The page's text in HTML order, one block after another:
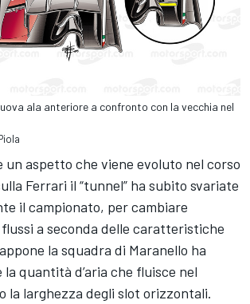
ala anteriore a confronto con la vecchia nel
un aspetto che viene evoluto nel corso
Ferrari il “tunnel” ha subito svariate
il campionato, per cambiare
flussi a seconda delle caratteristiche
la squadra di Maranello ha
quantità d’aria che fluisce nel
la larghezza degli slot orizzontali.